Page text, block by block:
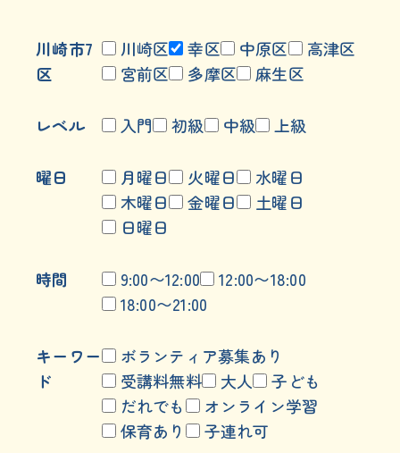
川崎市7
区
川崎区 幸区 中原区
高津区
宮前区
多摩区 麻生区
レベル 入門 初級 中級 上級
曜日 月曜日 火曜日
水曜日
木曜日
金曜日
土曜日
日曜日
時間 9:00〜12:00
12:00〜18:00
18:00〜21:00
キーワー
ド
ボランティア募集あり
受講料無料
大人
子ども
だれでも
オンライン学習
保育あり
子連れ可